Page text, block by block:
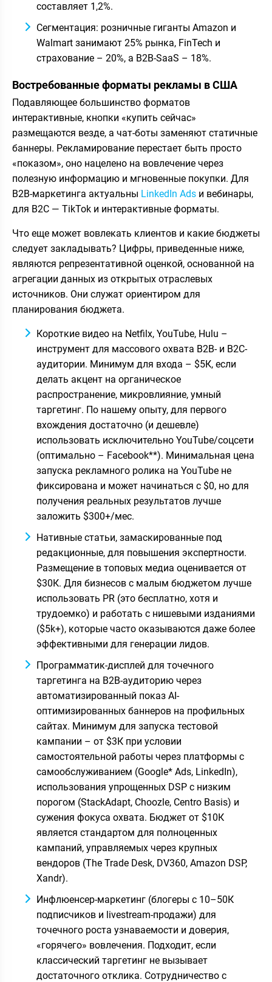
составляет 1,2%.
Сегментация: розничные гиганты Amazon и
Walmart занимают 25% рынка, FinTech и
страхование – 20%, а B2B-SaaS – 18%.
Востребованные форматы рекламы в США
Подавляющее большинство форматов
интерактивные, кнопки «купить сейчас»
размещаются везде, а чат-боты заменяют статичные
баннеры. Рекламирование перестает быть просто
«показом», оно нацелено на вовлечение через
полезную информацию и мгновенные покупки. Для
B2B-маркетинга актуальны LinkedIn Ads и вебинары,
для B2C — TikTok и интерактивные форматы.
Что еще может вовлекать клиентов и какие бюджеты
следует закладывать? Цифры, приведенные ниже,
являются репрезентативной оценкой, основанной на
агрегации данных из открытых отраслевых
источников. Они служат ориентиром для
планирования бюджета.
Короткие видео на Netfilx, YouTube, Hulu –
инструмент для массового охвата B2B- и B2C-
аудитории. Минимум для входа – $5К, если
делать акцент на органическое
распространение, микровлияние, умный
таргетинг. По нашему опыту, для первого
вхождения достаточно (и дешевле)
использовать исключительно YouTube/соцсети
(оптимально – Facebook**). Минимальная цена
запуска рекламного ролика на YouTube не
фиксирована и может начинаться с $0, но для
получения реальных результатов лучше
заложить $300+/мес.
Нативные статьи, замаскированные под
редакционные, для повышения экспертности.
Размещение в топовых медиа оценивается от
$30К. Для бизнесов с малым бюджетом лучше
использовать PR (это бесплатно, хотя и
трудоемко) и работать с нишевыми изданиями
($5k+), которые часто оказываются даже более
эффективными для генерации лидов.
Программатик-дисплей для точечного
таргетинга на B2B-аудиторию через
автоматизированный показ AI-
оптимизированных баннеров на профильных
сайтах. Минимум для запуска тестовой
кампании – от $3К при условии
самостоятельной работы через платформы с
самообслуживанием (Google* Ads, LinkedIn),
использования упрощенных DSP с низким
порогом (StackAdapt, Choozle, Centro Basis) и
сужения фокуса охвата. Бюджет от $10К
является стандартом для полноценных
кампаний, управляемых через крупных
вендоров (The Trade Desk, DV360, Amazon DSP,
Xandr).
Инфлюенсер-маркетинг (блогеры с 10–50К
подписчиков и livestream-продажи) для
точечного роста узнаваемости и доверия,
«горячего» вовлечения. Подходит, если
классический таргетинг не вызывает
достаточного отклика. Сотрудничество с